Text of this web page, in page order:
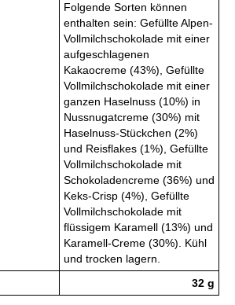
Folgende Sorten können
enthalten sein: Gefüllte Alpen-
Vollmilchschokolade mit einer
aufgeschlagenen
Kakaocreme (43%), Gefüllte
Vollmilchschokolade mit einer
ganzen Haselnuss (10%) in
Nussnugatcreme (30%) mit
Haselnuss-Stückchen (2%)
und Reisflakes (1%), Gefüllte
Vollmilchschokolade mit
Schokoladencreme (36%) und
Keks-Crisp (4%), Gefüllte
Vollmilchschokolade mit
flüssigem Karamell (13%) und
Karamell-Creme (30%). Kühl
und trocken lagern.
32 g